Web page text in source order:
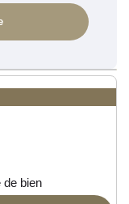
de bien